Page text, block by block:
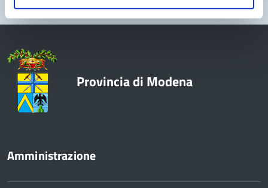
Pubblicato: 08 Aprile 2022 — Ultima modifica: 05 Luglio 2022
Provincia di Modena
Amministrazione